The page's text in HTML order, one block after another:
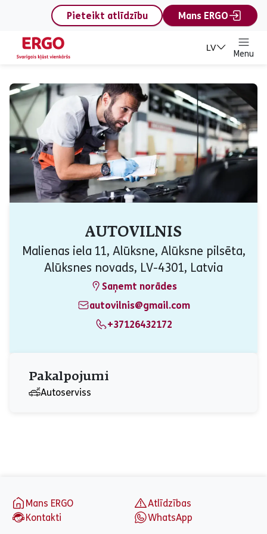
content
Pieteikt atlīdzību
Mans ERGO
LV
Menu
AUTOVILNIS
Malienas iela 11, Alūksne, Alūksne pilsēta,
Alūksnes novads, LV-4301, Latvia
Saņemt norādes
autovilnis@gmail.com
+37126432172
Pakalpojumi
Autoserviss
Mans ERGO
Atlīdzības
Kontakti
WhatsApp